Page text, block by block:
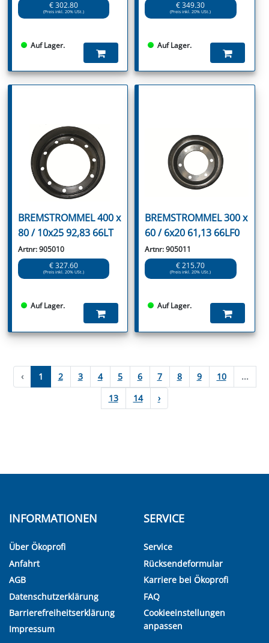
€ 302.80
(Preis inkl. 20% USt.)
Auf Lager.
€ 349.30
(Preis inkl. 20% USt.)
Auf Lager.
BREMSTROMMEL 400 x
80 / 10x25 92,83 66LT
Artnr: 905010
€ 327.60
(Preis inkl. 20% USt.)
Auf Lager.
BREMSTROMMEL 300 x
60 / 6x20 61,13 66LF0
Artnr: 905011
€ 215.70
(Preis inkl. 20% USt.)
Auf Lager.
‹ 1 2 3 4 5 6 7 8 9 10
...
13
14 ›
INFORMATIONEN
Über Ökoprofi
Anfahrt
AGB
Datenschutzerklärung
Barrierefreiheitserklärung
Impressum
SERVICE
Service
Rücksendeformular
Karriere bei Ökoprofi
FAQ
Cookieeinstellungen
anpassen